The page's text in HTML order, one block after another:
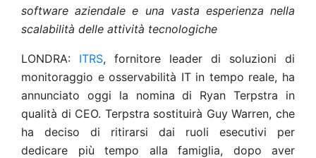
software aziendale e una vasta esperienza nella
scalabilità delle attività tecnologiche
LONDRA: ITRS, fornitore leader di soluzioni di
monitoraggio e osservabilità IT in tempo reale, ha
annunciato oggi la nomina di Ryan Terpstra in
qualità di CEO. Terpstra sostituirà Guy Warren, che
ha deciso di ritirarsi dai ruoli esecutivi per
dedicare più tempo alla famiglia, dopo aver